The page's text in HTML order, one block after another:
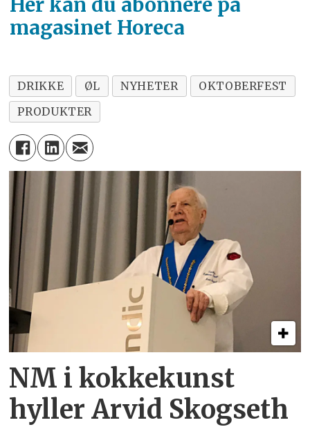
Her kan du abonnere på
magasinet Horeca
DRIKKE ØL NYHETER
OKTOBERFEST
PRODUKTER
NM i kokkekunst
hyller Arvid Skogseth